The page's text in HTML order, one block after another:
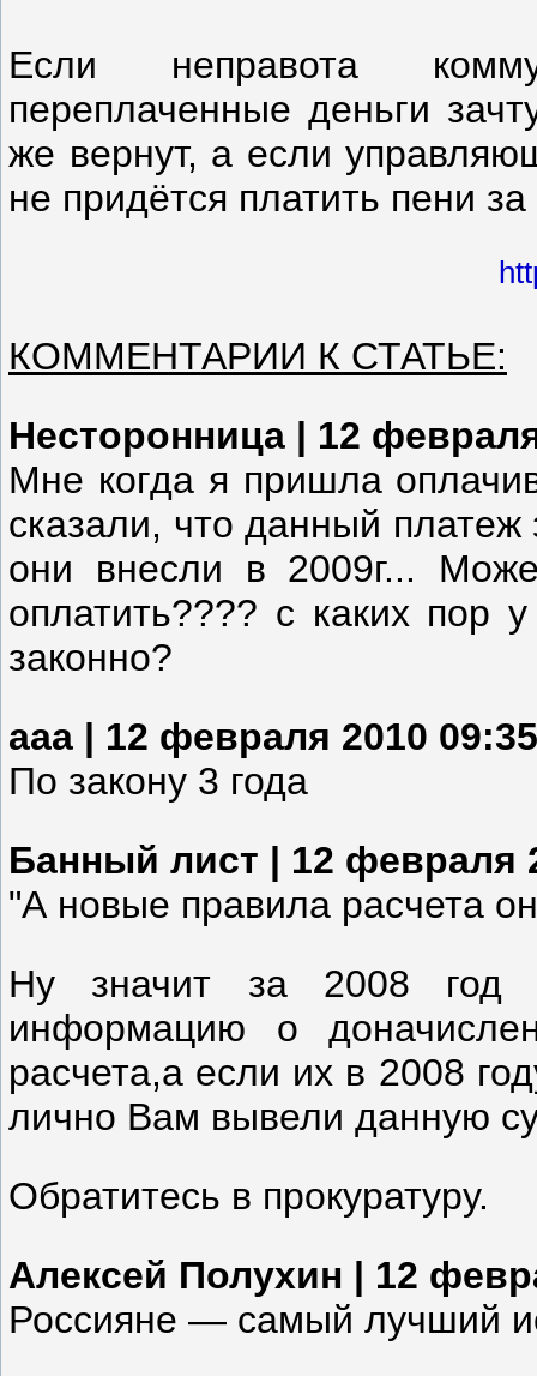
Если неправота
переплаченные деньги
же вернут, а если
не придётся платить пени
КОММЕНТАРИИ К СТАТЬЕ:
Несторонница | 12
Мне когда я пришла
сказали, что данный
они внесли в 2009г...
оплатить???? с каких пор
законно?
aaa | 12 февраля 2010 09:35
По закону 3 года
Банный лист | 12 февраля
"А новые правила расчета
Ну значит за 2008 год
информацию о
расчета,а если их в 2008
лично Вам вывели данную
Обратитесь в прокуратуру.
Алексей Полухин | 12
Россияне — самый лучший